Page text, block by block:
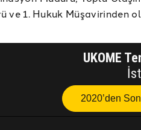
ve 1. Hukuk Müşavirinden